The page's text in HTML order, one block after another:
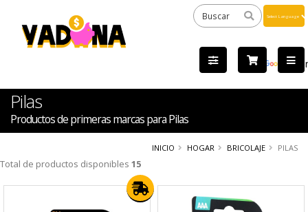
by
Pilas
Productos de primeras marcas para Pilas
INICIO HOGAR BRICOLAJE PILAS
Total de productos disponibles 15